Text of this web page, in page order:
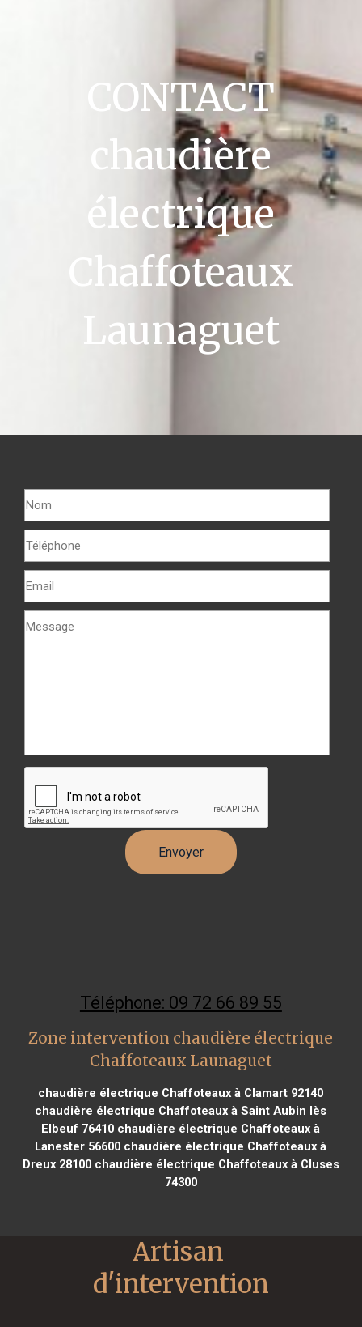
CONTACT
chaudière
électrique
Chaffoteaux
Launaguet
Téléphone: 09 72 66 89 55
Zone intervention chaudière électrique
Chaffoteaux Launaguet
chaudière électrique Chaffoteaux à Clamart 92140
chaudière électrique Chaffoteaux à Saint Aubin lès
Elbeuf 76410 chaudière électrique Chaffoteaux à
Lanester 56600 chaudière électrique Chaffoteaux à
Dreux 28100chaudière électrique Chaffoteaux à Cluses
74300
Artisan
d'intervention